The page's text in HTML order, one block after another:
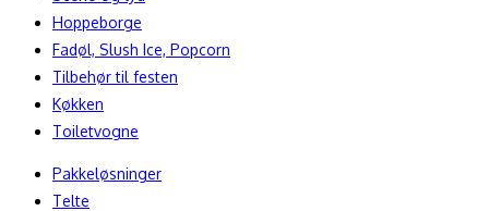
Hoppeborge
Fadøl, Slush Ice, Popcorn
Tilbehør til festen
Køkken
Toiletvogne
Pakkeløsninger
Telte